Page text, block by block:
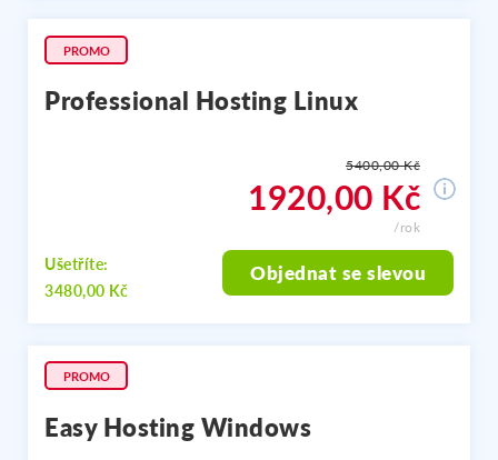
PROMO
Professional Hosting Linux
5400,00 Kč
1920,00 Kč
/rok
Ušetříte:
3480,00 Kč
Objednat se slevou
PROMO
Easy Hosting Windows